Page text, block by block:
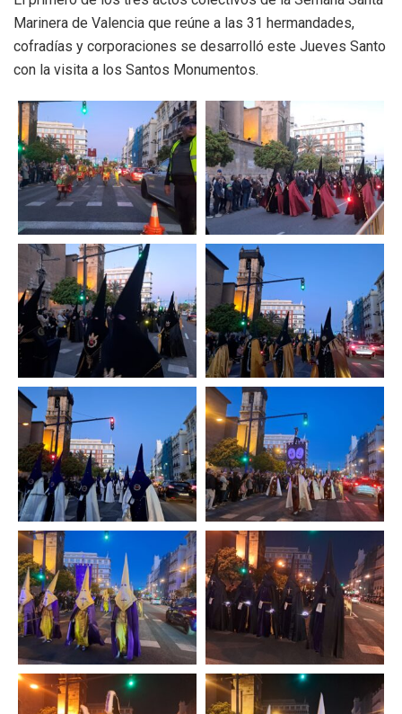
Marinera de Valencia que reúne a las 31 hermandades,
cofradías y corporaciones se desarrolló este Jueves Santo
con la visita a los Santos Monumentos.